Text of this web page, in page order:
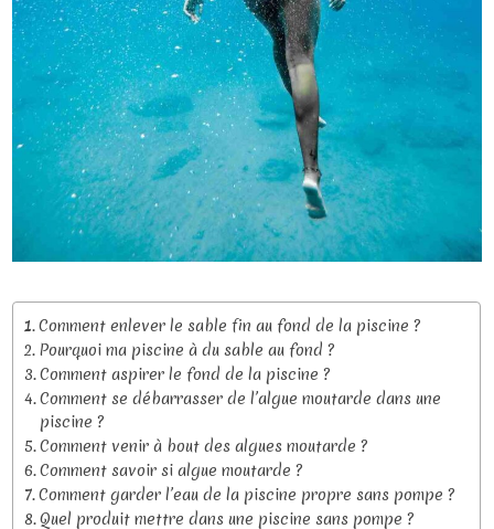
Comment enlever le sable fin au fond de la piscine ?
Pourquoi ma piscine à du sable au fond ?
Comment aspirer le fond de la piscine ?
Comment se débarrasser de l’algue moutarde dans une
piscine ?
Comment venir à bout des algues moutarde ?
Comment savoir si algue moutarde ?
Comment garder l’eau de la piscine propre sans pompe ?
Quel produit mettre dans une piscine sans pompe ?